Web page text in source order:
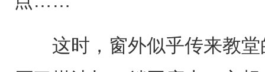
这时，窗外似乎传来教堂